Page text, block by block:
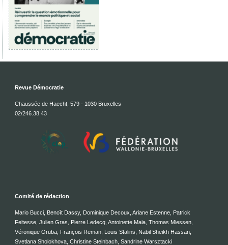
Revue Démocratie
Chaussée de Haecht, 579 - 1030 Bruxelles
02/246.38.43
Comité de rédaction
Mario Bucci, Benoît Dassy, Dominique Decoux, Ariane Estenne, Patrick
Feltesse, Julien Gras, Pierre Ledecq, Antoinette Maia, Thomas Miessen,
Véronique Oruba, François Reman, Louis Stalins, Nabil Sheikh Hassan,
Svetlana Sholokhova, Christine Steinbach, Sandrine Warsztacki